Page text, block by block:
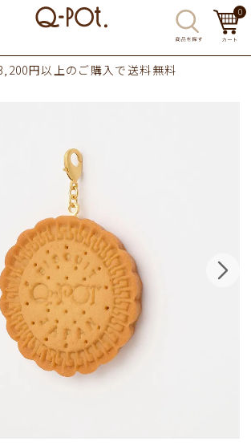
0
円以上のご購入で送料無料